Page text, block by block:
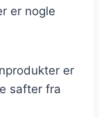
er nogle
er
safter fra